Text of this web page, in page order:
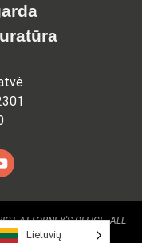
ATTORNEY'S OFFICE. ALL
Lietuvių